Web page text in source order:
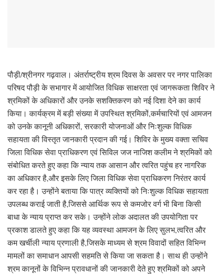
पौड़ी/श्रीनगर गढ़वाल। अंतर्राष्ट्रीय श्रम दिवस के अवसर पर नगर पालिका
परिषद पौड़ी के सभागार में आयोजित विधिक साक्षरता एवं जागरूकता शिविर ने
श्रमिकों के अधिकारों और उनके सशक्तिकरण को नई दिशा देने का कार्य
किया। कार्यक्रम में बड़ी संख्या में उपस्थित श्रमिकों,कर्मचारियों एवं आमजन
को उनके कानूनी अधिकारों, सरकारी योजनाओं और निःशुल्क विधिक
सहायता की विस्तृत जानकारी प्रदान की गई। शिविर के मुख्य वक्ता सचिव
जिला विधिक सेवा प्राधिकरण एवं सिविल जज नाजिश कलीम ने श्रमिकों को
संबोधित करते हुए कहा कि न्याय तक आसान और त्वरित पहुंच हर नागरिक
का अधिकार है,और इसके लिए जिला विधिक सेवा प्राधिकरण निरंतर कार्य
कर रहा है। उन्होंने बताया कि पात्र व्यक्तियों को निःशुल्क विधिक सहायता
उपलब्ध कराई जाती है,जिससे आर्थिक रूप से कमजोर वर्ग भी बिना किसी
बाधा के न्याय प्राप्त कर सके। उन्होंने लोक अदालत की उपयोगिता पर
प्रकाश डालते हुए कहा कि यह व्यवस्था आमजन के लिए सुलभ,त्वरित और
कम खर्चीली न्याय प्रणाली है,जिसके माध्यम से श्रम विवादों सहित विभिन्न
मामलों का समाधान आपसी सहमति से किया जा सकता है। साथ ही उन्होंने
श्रम कानूनों के विभिन्न प्रावधानों की जानकारी देते हुए श्रमिकों को अपने